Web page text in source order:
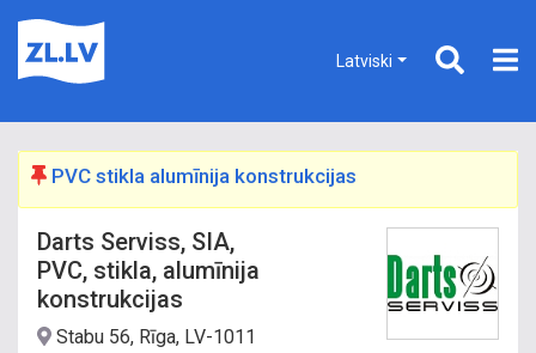
Latviski
PVC stikla alumīnija konstrukcijas
Darts Serviss, SIA,
PVC, stikla, alumīnija
konstrukcijas
Stabu 56, Rīga, LV-1011